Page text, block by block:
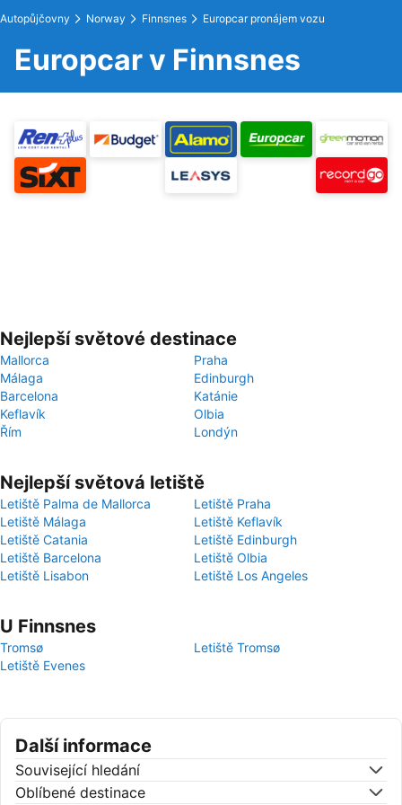
Autopůjčovny Norway Finnsnes Europcar pronájem vozu
Europcar v Finnsnes
Nejlepší světové destinace
Mallorca
Praha
Málaga
Edinburgh
Barcelona
Katánie
Keflavík
Olbia
Řím
Londýn
Nejlepší světová letiště
Letiště Palma de Mallorca
Letiště Praha
Letiště Málaga
Letiště Keflavík
Letiště Catania
Letiště Edinburgh
Letiště Barcelona
Letiště Olbia
Letiště Lisabon
Letiště Los Angeles
U Finnsnes
Tromsø
Letiště Tromsø
Letiště Evenes
Další informace
Související hledání
Oblíbené destinace